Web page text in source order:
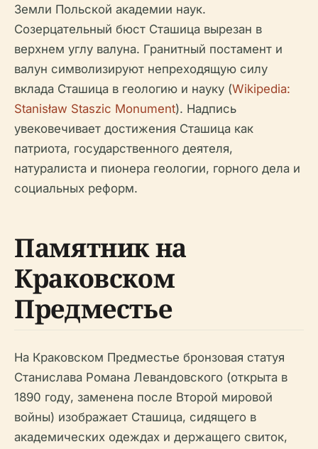
Земли Польской академии наук.
Созерцательный бюст Сташица вырезан в
верхнем углу валуна. Гранитный постамент и
валун символизируют непреходящую силу
вклада Сташица в геологию и науку (Wikipedia:
Stanisław Staszic Monument). Надпись
увековечивает достижения Сташица как
патриота, государственного деятеля,
натуралиста и пионера геологии, горного дела и
социальных реформ.
Памятник на
Краковском
Предместье
На Краковском Предместье бронзовая статуя
Станислава Романа Левандовского (открыта в
1890 году, заменена после Второй мировой
войны) изображает Сташица, сидящего в
академических одеждах и держащего свиток,